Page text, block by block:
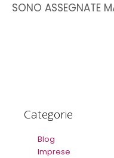
SONO ASSEGNATE
Categorie
Blog
Imprese